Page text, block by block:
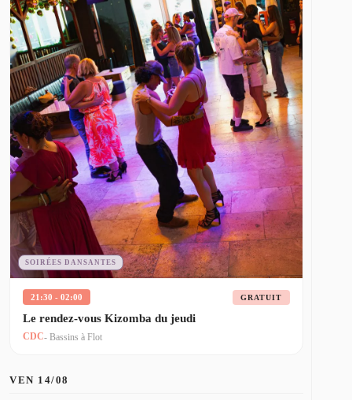
SOIRÉES DANSANTES
21:30 - 02:00 GRATUIT
Le rendez-vous Kizomba du jeudi
CDC- Bassins à Flot
VEN 14/08